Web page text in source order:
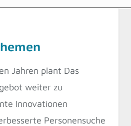
Jahren plant Das
weiter zu
Innovationen
Personensuche